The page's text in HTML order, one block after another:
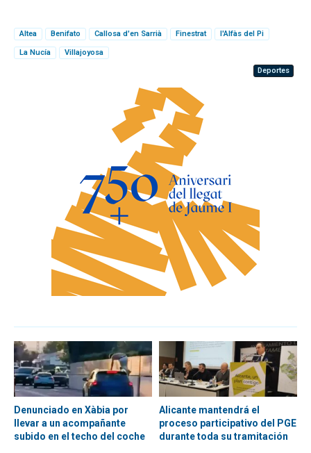
Altea Benifato Callosa d'en Sarrià Finestrat l'Alfàs del Pi
La Nucía
Villajoyosa
Deportes
Denunciado en Xàbia por
llevar a un acompañante
subido en el techo del coche
Alicante mantendrá el
proceso participativo del PGE
durante toda su tramitación